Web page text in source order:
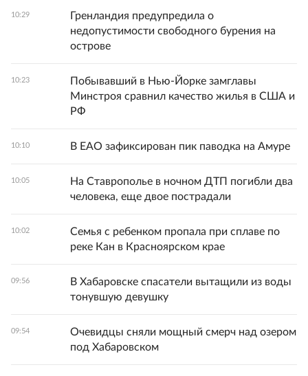
10:29
Гренландия предупредила о
недопустимости свободного бурения на
острове
10:23
Побывавший в Нью-Йорке замглавы
Минстроя сравнил качество жилья в США и
РФ
10:10 В ЕАО зафиксирован пик паводка на Амуре
10:05
На Ставрополье в ночном ДТП погибли два
человека, еще двое пострадали
10:02
Семья с ребенком пропала при сплаве по
реке Кан в Красноярском крае
09:56
В Хабаровске спасатели вытащили из воды
тонувшую девушку
09:54
Очевидцы сняли мощный смерч над озером
под Хабаровском